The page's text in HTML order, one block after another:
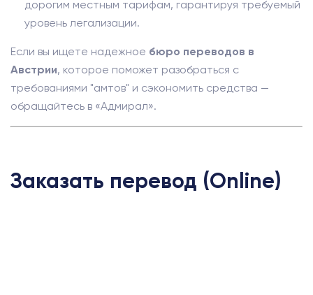
дорогим местным тарифам, гарантируя требуемый
уровень легализации.
Если вы ищете надежное бюро переводов в
Австрии, которое поможет разобраться с
требованиями "амтов" и сэкономить средства —
обращайтесь в «Адмирал».
Заказать перевод (Online)